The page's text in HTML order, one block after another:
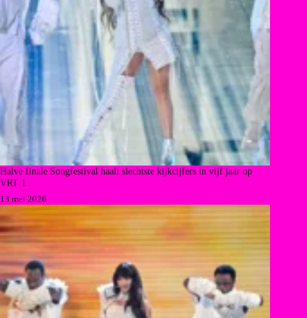
Halve finale Songfestival haalt slechtste kijkcijfers in vijf jaar op
VRT 1
13 mei 2026